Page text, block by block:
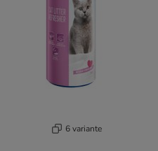
6 variante